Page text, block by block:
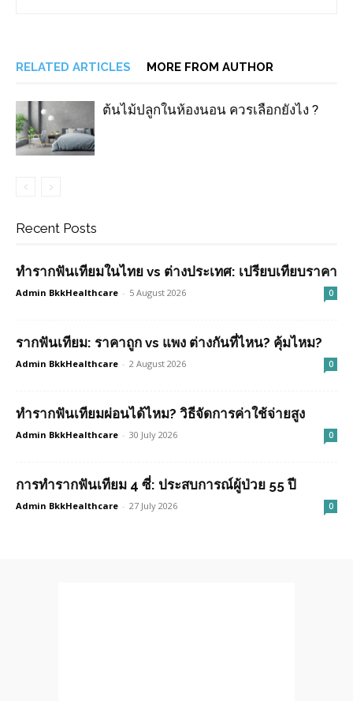
RELATED ARTICLES MORE FROM AUTHOR
ต้นไม้ปลูกในห้องนอน ควรเลือกยังไง ?
Recent Posts
ทำรากฟันเทียมในไทย vs ต่างประเทศ: เปรียบเทียบราคา
Admin BkkHealthcare - 5 August 2026 0
รากฟันเทียม: ราคาถูก vs แพง ต่างกันที่ไหน? คุ้มไหม?
Admin BkkHealthcare - 2 August 2026 0
ทำรากฟันเทียมผ่อนได้ไหม? วิธีจัดการค่าใช้จ่ายสูง
Admin BkkHealthcare - 30 July 2026 0
การทำรากฟันเทียม 4 ซี่: ประสบการณ์ผู้ป่วย 55 ปี
Admin BkkHealthcare - 27 July 2026 0